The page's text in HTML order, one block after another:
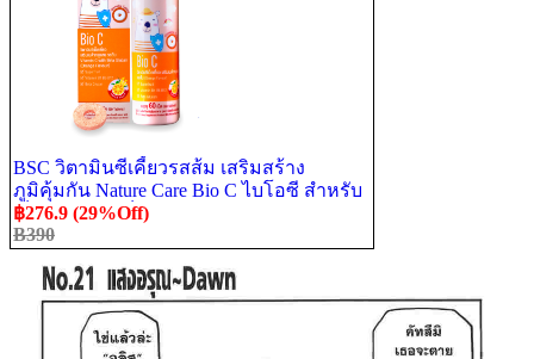
BSC วิตามินซีเคี้ยวรสส้ม เสริมสร้าง
ภูมิคุ้มกัน Nature Care Bio C ไบโอซี สำหรับ
เด็ก 1ขวด/60เม็ด
฿276.9 (29%Off)
B390